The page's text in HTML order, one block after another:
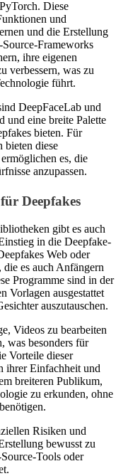
Diese
und
und die Erstellung
Frameworks
ihre eigenen
verbessern, was zu
führt.
DeepFaceLab und
und eine breite Palette
bieten. Für
bieten diese
es, die
anzupassen.
Deepfakes
gibt es auch
in die Deepfake-
Web oder
es auch Anfängern
Programme sind in der
Vorlagen ausgestattet
auszutauschen.
Videos zu bearbeiten
was besonders für
Vorteile dieser
ihrer Einfachheit und
breiteren Publikum,
zu erkunden, ohne
Risiken und
bewusst zu
Tools oder